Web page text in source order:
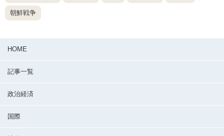
朝鮮戦争
HOME
記事一覧
政治経済
国際